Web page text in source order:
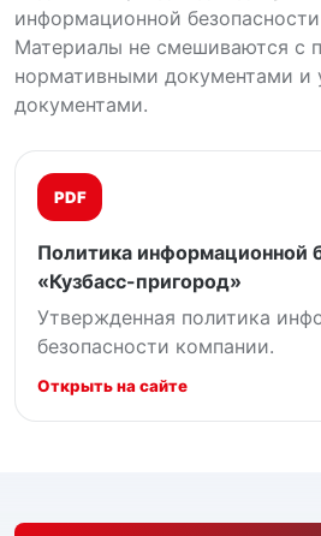
информационной
Материалы не смешиваются с
нормативными документами и
документами.
PDF
Политика информационной
«Кузбасс-пригород»
Утвержденная политика
безопасности компании.
Открыть на сайте